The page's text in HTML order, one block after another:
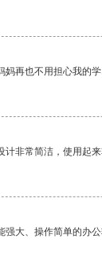
妈再也不用担心我的学
计非常简洁，使用起
强大、操作简单的办